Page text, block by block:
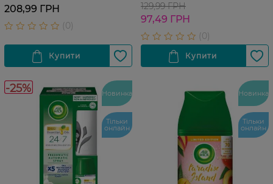
208,99 ГРН
129,99 ГРН
97,49 ГРН
-25% Новинка
Тільки
онлайн
Новинка
Тільки
онлайн